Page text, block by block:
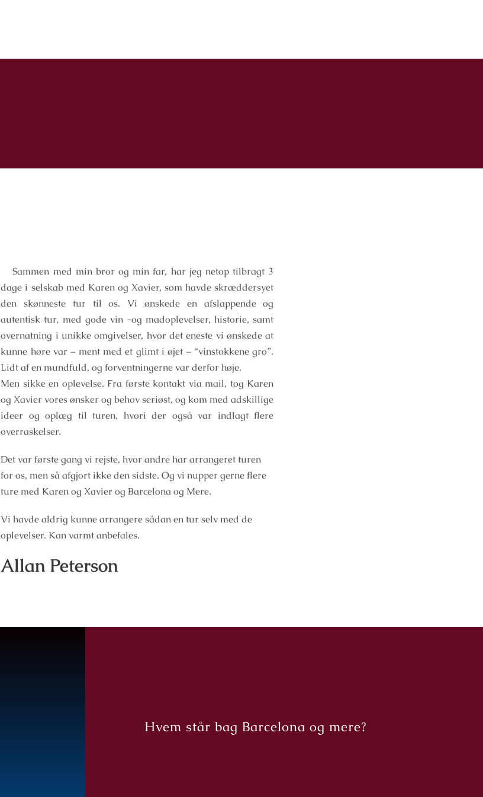
Sammen med min bror og min far, har jeg netop tilbragt 3
dage i selskab med Karen og Xavier, som havde skræddersyet
den skønneste tur til os. Vi ønskede en afslappende og
autentisk tur, med gode vin -og madoplevelser, historie, samt
overnatning i unikke omgivelser, hvor det eneste vi ønskede at
kunne høre var – ment med et glimt i øjet – “vinstokkene gro”.
Lidt af en mundfuld, og forventningerne var derfor høje.
Men sikke en oplevelse. Fra første kontakt via mail, tog Karen
og Xavier vores ønsker og behov seriøst, og kom med adskillige
ideer og oplæg til turen, hvori der også var indlagt flere
overraskelser.
Det var første gang vi rejste, hvor andre har arrangeret turen
for os, men så afgjort ikke den sidste. Og vi nupper gerne flere
ture med Karen og Xavier og Barcelona og Mere.
Vi havde aldrig kunne arrangere sådan en tur selv med de
oplevelser. Kan varmt anbefales.
Allan Peterson
Hvem står bag Barcelona og mere?